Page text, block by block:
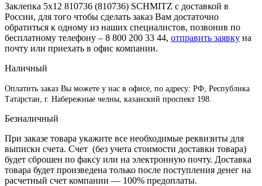
Заклепка 5х12 810736 (810736) SCHMITZ с доставкой в
России, для того чтобы сделать заказ Вам достаточно
обратиться к одному из наших специалистов, позвонив по
бесплатному телефону – 8 800 200 33 44, отправить заявку на
почту или приехать в офис компании.
Наличный
Оплатить заказ Вы можете у нас в офисе, по адресу: РФ, Республика
Татарстан, г. Набережные челны, казанский проспект 198.
Безналичный
При заказе товара укажите все необходимые реквизиты для
выписки счета. Счет (без учета стоимости доставки товара)
будет сброшен по факсу или на электронную почту. Доставка
товара будет произведена только после поступления денег на
расчетный счет компании — 100% предоплаты.